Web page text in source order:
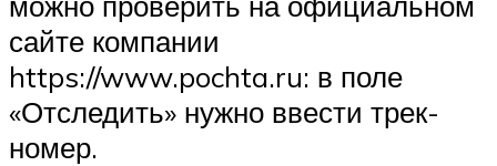
сайте компании
https://www.pochta.ru: в поле
«Отследить» нужно ввести трек-
номер.